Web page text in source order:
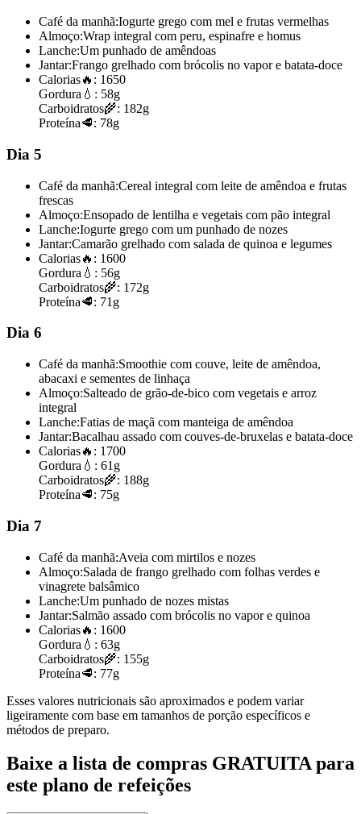
Café da manhã:Iogurte grego com mel e frutas vermelhas
Almoço:Wrap integral com peru, espinafre e homus
Lanche:Um punhado de amêndoas
Jantar:Frango grelhado com brócolis no vapor e batata-doce
Calorias🔥: 1650
Gordura 💧: 58g
Carboidratos🌾: 182g
Proteína🥩: 78g
Dia 5
Café da manhã:Cereal integral com leite de amêndoa e frutas
frescas
Almoço:Ensopado de lentilha e vegetais com pão integral
Lanche:Iogurte grego com um punhado de nozes
Jantar:Camarão grelhado com salada de quinoa e legumes
Calorias🔥: 1600
Gordura 💧: 56g
Carboidratos🌾: 172g
Proteína🥩: 71g
Dia 6
Café da manhã:Smoothie com couve, leite de amêndoa,
abacaxi e sementes de linhaça
Almoço:Salteado de grão-de-bico com vegetais e arroz
integral
Lanche:Fatias de maçã com manteiga de amêndoa
Jantar:Bacalhau assado com couves-de-bruxelas e batata-doce
Calorias🔥: 1700
Gordura 💧: 61g
Carboidratos🌾: 188g
Proteína🥩: 75g
Dia 7
Café da manhã:Aveia com mirtilos e nozes
Almoço:Salada de frango grelhado com folhas verdes e
vinagrete balsâmico
Lanche:Um punhado de nozes mistas
Jantar:Salmão assado com brócolis no vapor e quinoa
Calorias🔥: 1600
Gordura 💧: 63g
Carboidratos🌾: 155g
Proteína🥩: 77g
Esses valores nutricionais são aproximados e podem variar
ligeiramente com base em tamanhos de porção específicos e
métodos de preparo.
Baixe a lista de compras GRATUITA para
este plano de refeições